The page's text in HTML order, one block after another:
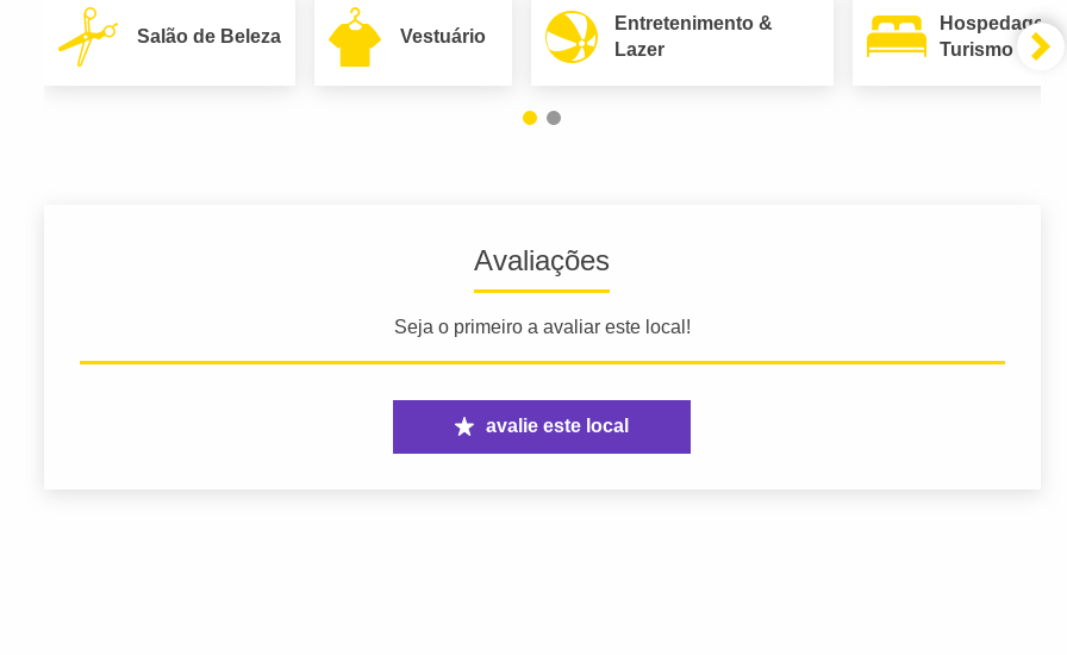
Salão de Beleza Vestuário
Entretenimento &
Lazer
Hospedagem
Turismo
Avaliações
Seja o primeiro a avaliar este local!
avalie este local